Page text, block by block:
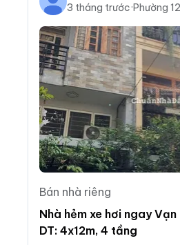
3 tháng trước·Phường
Bán nhà riêng
Nhà hẻm xe hơi ngay
DT: 4x12m, 4 tầng